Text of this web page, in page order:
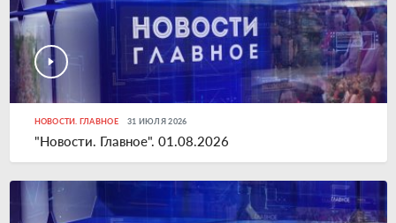
НОВОСТИ. ГЛАВНОЕ 31 ИЮЛЯ 2026
"Новости. Главное". 01.08.2026